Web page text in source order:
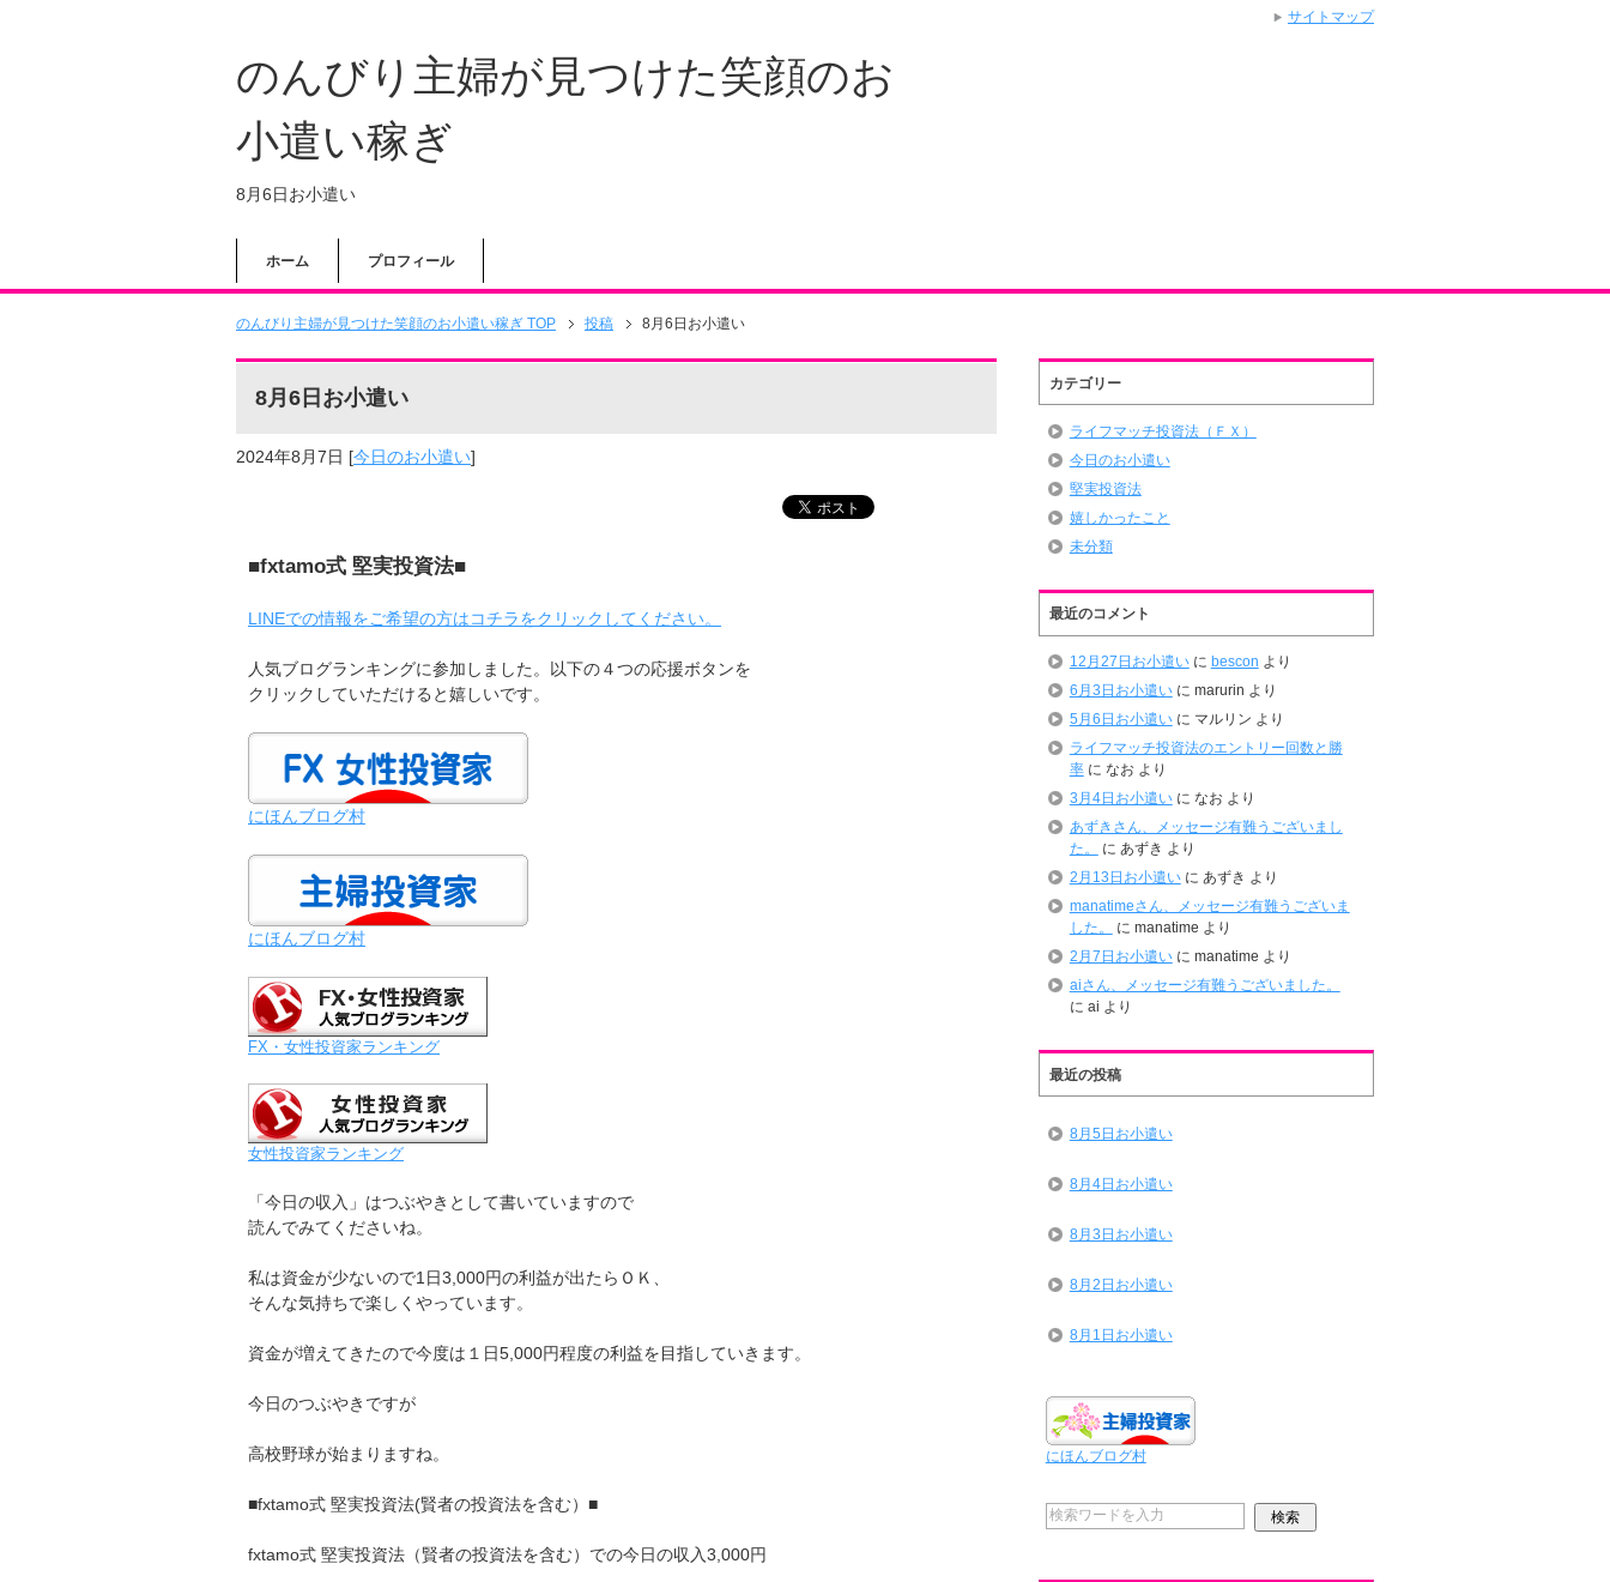
のんびり主婦が見つけた笑顔のお
小遣い稼ぎ
8月6日お小遣い
ホーム プロフィール
のんびり主婦が見つけた笑顔のお小遣い稼ぎ TOP 投稿 8月6日お小遣い
8月6日お小遣い
2024年8月7日 [今日のお小遣い]
■fxtamo式 堅実投資法■
LINEでの情報をご希望の方はコチラをクリックしてください。
人気ブログランキングに参加しました。以下の４つの応援ボタンを
クリックしていただけると嬉しいです。
にほんブログ村
にほんブログ村
FX・女性投資家ランキング
女性投資家ランキング
「今日の収入」はつぶやきとして書いていますので
読んでみてくださいね。
私は資金が少ないので1日3,000円の利益が出たらＯＫ、
そんな気持ちで楽しくやっています。
資金が増えてきたので今度は１日5,000円程度の利益を目指していきます。
今日のつぶやきですが
高校野球が始まりますね。
■fxtamo式 堅実投資法(賢者の投資法を含む）■
fxtamo式 堅実投資法（賢者の投資法を含む）での今日の収入3,000円
カテゴリー
ライフマッチ投資法（ＦＸ）
今日のお小遣い
堅実投資法
嬉しかったこと
未分類
最近のコメント
12月27日お小遣いに bescon より
6月3日お小遣いに marurin より
5月6日お小遣いに マルリン より
ライフマッチ投資法のエントリー回数と勝
率に なお より
3月4日お小遣いに なお より
あずきさん、メッセージ有難うございまし
た。
に あずき より
2月13日お小遣いに あずき より
manatimeさん、メッセージ有難うございま
した。
に manatime より
2月7日お小遣いに manatime より
aiさん、メッセージ有難うございました。
に ai より
最近の投稿
8月5日お小遣い
8月4日お小遣い
8月3日お小遣い
8月2日お小遣い
8月1日お小遣い
にほんブログ村
サイトマップ